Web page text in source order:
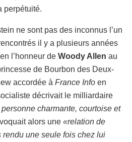
perpétuité.
ne sont pas des inconnus l’un
il y a plusieurs années
l’honneur de Woody Allen au
de Bourbon des Deux-
accordée à France Info en
décrivait le milliardaire
charmante, courtoise et
alors une «relation de
rendu une seule fois chez lui